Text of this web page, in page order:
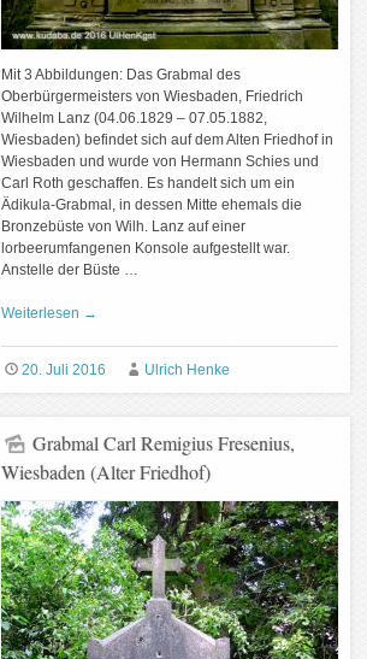
Mit 3 Abbildungen: Das Grabmal des
Oberbürgermeisters von Wiesbaden, Friedrich
Wilhelm Lanz (04.06.1829 – 07.05.1882,
Wiesbaden) befindet sich auf dem Alten Friedhof in
Wiesbaden und wurde von Hermann Schies und
Carl Roth geschaffen. Es handelt sich um ein
Ädikula-Grabmal, in dessen Mitte ehemals die
Bronzebüste von Wilh. Lanz auf einer
lorbeerumfangenen Konsole aufgestellt war.
Anstelle der Büste …
Weiterlesen →
20. Juli 2016 Ulrich Henke
Grabmal Carl Remigius Fresenius,
Wiesbaden (Alter Friedhof)